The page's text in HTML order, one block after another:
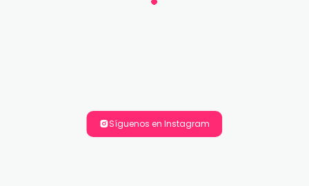
Síguenos en Instagram